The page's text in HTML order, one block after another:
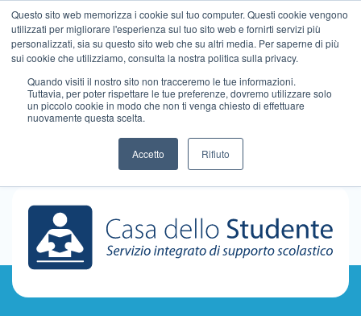
Questo sito web memorizza i cookie sul tuo computer. Questi cookie vengono
utilizzati per migliorare l'esperienza sul tuo sito web e fornirti servizi più
personalizzati, sia su questo sito web che su altri media. Per saperne di più
sui cookie che utilizziamo, consulta la nostra politica sulla privacy.
Quando visiti il ​​nostro sito non tracceremo le tue informazioni.
Tuttavia, per poter rispettare le tue preferenze, dovremo utilizzare solo
un piccolo cookie in modo che non ti venga chiesto di effettuare
nuovamente questa scelta.
Accetto Rifiuto